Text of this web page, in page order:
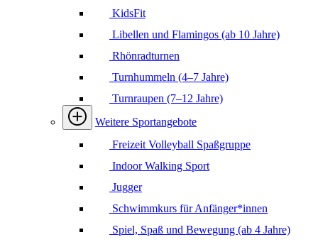
KidsFit
Libellen und Flamingos (ab 10 Jahre)
Rhönradturnen
Turnhummeln (4–7 Jahre)
Turnraupen (7–12 Jahre)
Weitere Sportangebote
Freizeit Volleyball Spaßgruppe
Indoor Walking Sport
Jugger
Schwimmkurs für Anfänger*innen
Spiel, Spaß und Bewegung (ab 4 Jahre)